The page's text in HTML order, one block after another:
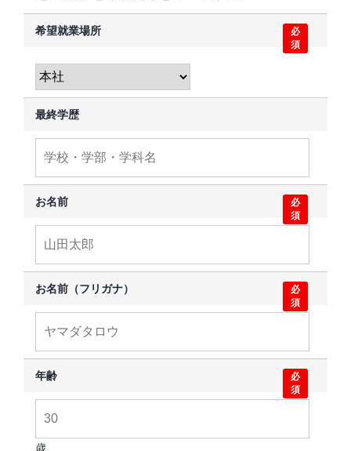
希望就業場所
必
須
最終学歴
お名前
必
須
お名前（フリガナ）
必
須
年齢
必
須
歳